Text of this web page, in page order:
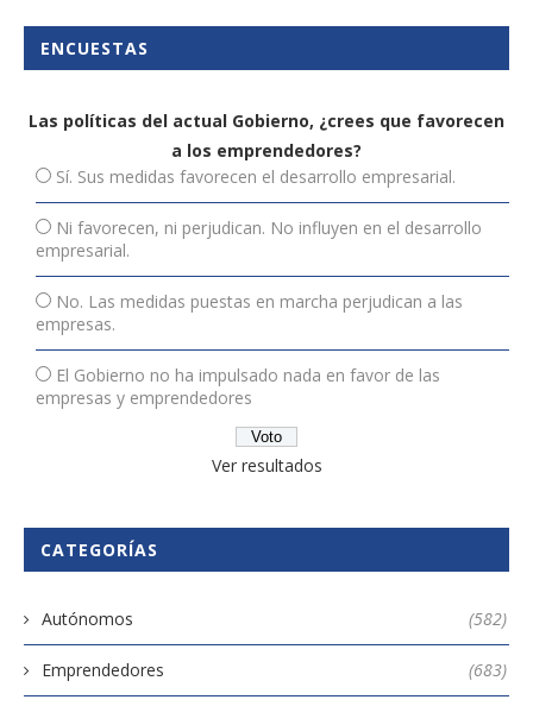
ENCUESTAS
Las políticas del actual Gobierno, ¿crees que favorecen
a los emprendedores?
Sí. Sus medidas favorecen el desarrollo empresarial.
Ni favorecen, ni perjudican. No influyen en el desarrollo
empresarial.
No. Las medidas puestas en marcha perjudican a las
empresas.
El Gobierno no ha impulsado nada en favor de las
empresas y emprendedores
Ver resultados
CATEGORÍAS
Autónomos (582)
Emprendedores (683)